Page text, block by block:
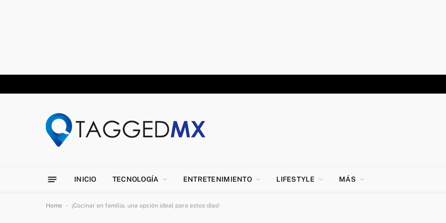
INICIO TECNOLOGÍA ENTRETENIMIENTO LIFESTYLE MÁS
Home - ¡Cocinar en familia, una opción ideal para estos días!